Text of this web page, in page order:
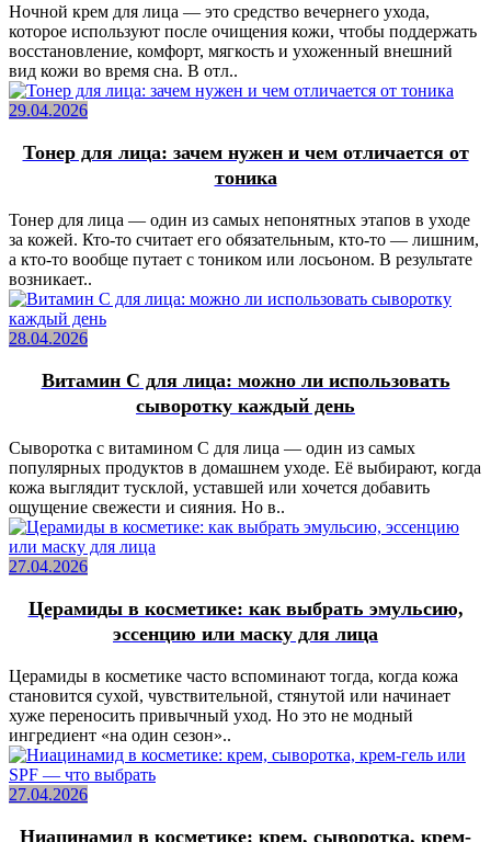
Ночной крем для лица — это средство вечернего ухода,
которое используют после очищения кожи, чтобы поддержать
восстановление, комфорт, мягкость и ухоженный внешний
вид кожи во время сна. В отл..
29.04.2026
Тонер для лица: зачем нужен и чем отличается от
тоника
Тонер для лица — один из самых непонятных этапов в уходе
за кожей. Кто-то считает его обязательным, кто-то — лишним,
а кто-то вообще путает с тоником или лосьоном. В результате
возникает..
28.04.2026
Витамин C для лица: можно ли использовать
сыворотку каждый день
Сыворотка с витамином C для лица — один из самых
популярных продуктов в домашнем уходе. Её выбирают, когда
кожа выглядит тусклой, уставшей или хочется добавить
ощущение свежести и сияния. Но в..
27.04.2026
Церамиды в косметике: как выбрать эмульсию,
эссенцию или маску для лица
Церамиды в косметике часто вспоминают тогда, когда кожа
становится сухой, чувствительной, стянутой или начинает
хуже переносить привычный уход. Но это не модный
ингредиент «на один сезон»..
27.04.2026
Ниацинамид в косметике: крем, сыворотка, крем-